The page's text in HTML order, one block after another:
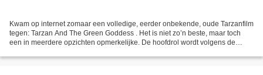
Kwam op internet zomaar een volledige, eerder onbekende, oude Tarzanfilm
tegen: Tarzan And The Green Goddess . Het is niet zo’n beste, maar toch
een in meerdere opzichten opmerkelijke. De hoofdrol wordt volgens de